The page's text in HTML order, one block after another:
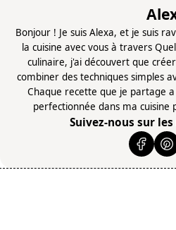
Bonjour ! Je suis Alexa, et je suis
la cuisine avec vous à travers
culinaire, j'ai découvert que
combiner des techniques simples
Chaque recette que je partage
perfectionnée dans ma
Suivez-nous sur